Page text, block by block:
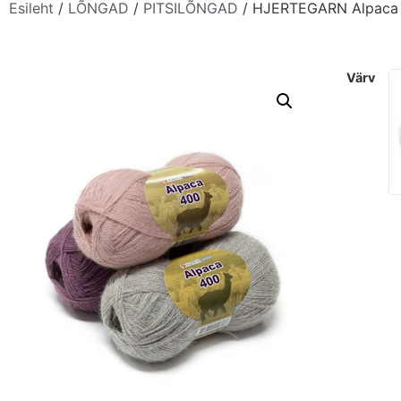
Esileht / LÕNGAD / PITSILÕNGAD / HJERTEGARN
värv